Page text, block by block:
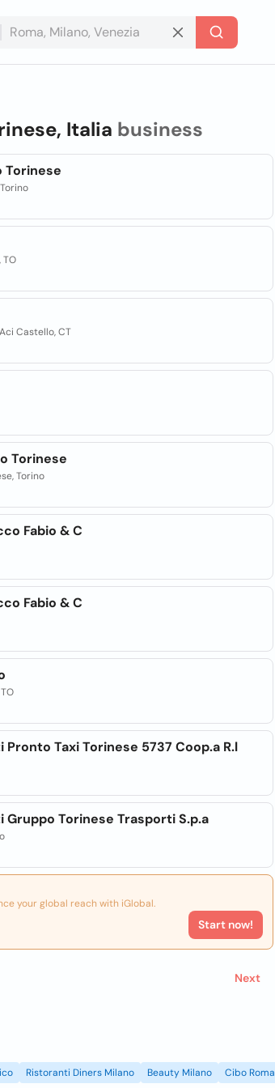
Italia business
Torinese
TO
Castello, CT
Torinese
Torino
Fabio & C
Fabio & C
Taxi Torinese 5737 Coop.a R.l
Torinese Trasporti S.p.a
your global reach with iGlobal.
Start now!
Next
Ristoranti Diners Milano Beauty Milano Cibo Roma